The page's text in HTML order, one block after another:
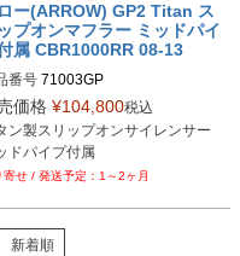
ー(ARROW) GP2 Titan ス
プオンマフラー ミッドパイ
属 CBR1000RR 08-13
番号 71003GP
番：arr_71003GP
価格 ¥104,800税込
ン製スリップオンサイレンサー
ドパイプ付属
1～2ヶ月
新着順